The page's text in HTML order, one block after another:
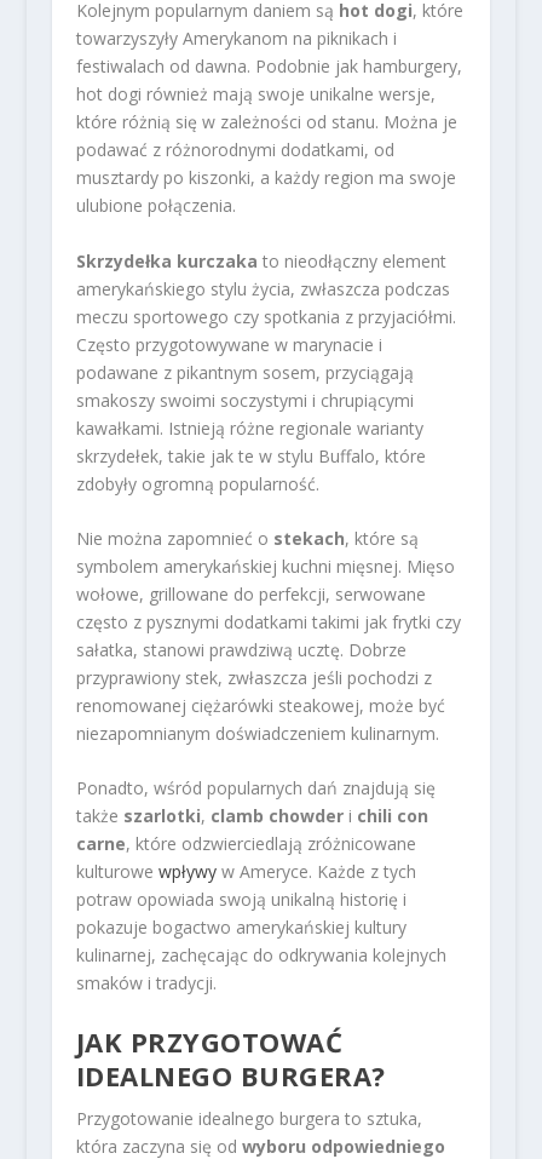
Kolejnym popularnym daniem są hot dogi, które
towarzyszyły Amerykanom na piknikach i
festiwalach od dawna. Podobnie jak hamburgery,
hot dogi również mają swoje unikalne wersje,
które różnią się w zależności od stanu. Można je
podawać z różnorodnymi dodatkami, od
musztardy po kiszonki, a każdy region ma swoje
ulubione połączenia.
Skrzydełka kurczaka to nieodłączny element
amerykańskiego stylu życia, zwłaszcza podczas
meczu sportowego czy spotkania z przyjaciółmi.
Często przygotowywane w marynacie i
podawane z pikantnym sosem, przyciągają
smakoszy swoimi soczystymi i chrupiącymi
kawałkami. Istnieją różne regionale warianty
skrzydełek, takie jak te w stylu Buffalo, które
zdobyły ogromną popularność.
Nie można zapomnieć o stekach, które są
symbolem amerykańskiej kuchni mięsnej. Mięso
wołowe, grillowane do perfekcji, serwowane
często z pysznymi dodatkami takimi jak frytki czy
sałatka, stanowi prawdziwą ucztę. Dobrze
przyprawiony stek, zwłaszcza jeśli pochodzi z
renomowanej ciężarówki steakowej, może być
niezapomnianym doświadczeniem kulinarnym.
Ponadto, wśród popularnych dań znajdują się
także szarlotki, clamb chowderi chili con
carne, które odzwierciedlają zróżnicowane
kulturowe wpływyw Ameryce. Każde z tych
potraw opowiada swoją unikalną historię i
pokazuje bogactwo amerykańskiej kultury
kulinarnej, zachęcając do odkrywania kolejnych
smaków i tradycji.
JAK PRZYGOTOWAĆ
IDEALNEGO BURGERA?
Przygotowanie idealnego burgera to sztuka,
która zaczyna się od wyboru odpowiedniego